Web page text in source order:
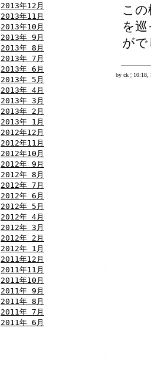
2013年12月
2013年11月
2013年10月
2013年 9月
2013年 8月
2013年 7月
2013年 6月
2013年 5月
2013年 4月
2013年 3月
2013年 2月
2013年 1月
2012年12月
2012年11月
2012年10月
2012年 9月
2012年 8月
2012年 7月
2012年 6月
2012年 5月
2012年 4月
2012年 3月
2012年 2月
2012年 1月
2011年12月
2011年11月
2011年10月
2011年 9月
2011年 8月
2011年 7月
2011年 6月
こ
を
が
by ck ¦ 10:18,